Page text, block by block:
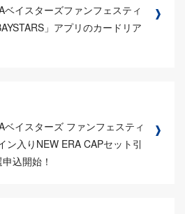
ベイスターズファンフェスティ
」アプリのカードリア
ベイスターズ ファンフェスティ
ン入りNEW ERA CAPセット引
込開始！